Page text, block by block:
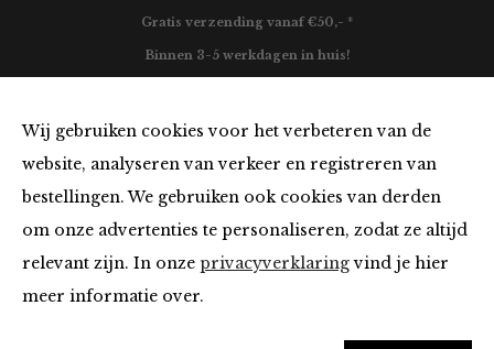
Wij gebruiken cookies voor het verbeteren van de
website, analyseren van verkeer en registreren van
bestellingen. We gebruiken ook cookies van derden
om onze advertenties te personaliseren, zodat ze altijd
relevant zijn. In onze privacyverklaringvind je hier
meer informatie over.
Gratis verzending vanaf €50,- *
Binnen 3-5 werkdagen in huis!
Blazers & Jassen van